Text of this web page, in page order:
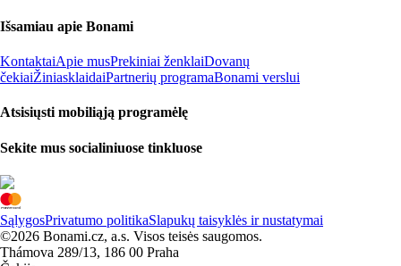
Išsamiau apie Bonami
KontaktaiApie musPrekiniai ženklaiDovanų
čekiaiŽiniasklaidaiPartnerių programaBonami verslui
Atsisiųsti mobiliąją programėlę
Sekite mus socialiniuose tinkluose
SąlygosPrivatumo politikaSlapukų taisyklės ir nustatymai
©2026 Bonami.cz, a.s. Visos teisės saugomos.
Thámova 289/13, 186 00 Praha